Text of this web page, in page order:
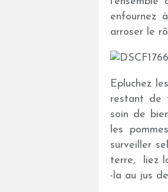
enfournez
arroser le
Epluchez
restant de
soin de
les
surveiller
terre, liez
-la au jus